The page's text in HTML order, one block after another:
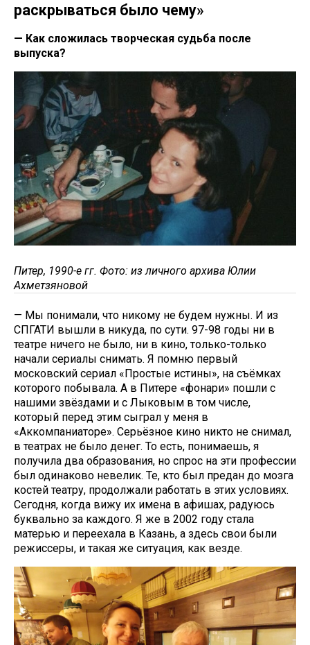
раскрываться было чему»
— Как сложилась творческая судьба после
выпуска?
Питер, 1990-е гг. Фото: из личного архива Юлии
Ахметзяновой
— Мы понимали, что никому не будем нужны. И из
СПГАТИ вышли в никуда, по сути. 97-98 годы ни в
театре ничего не было, ни в кино, только-только
начали сериалы снимать. Я помню первый
московский сериал «Простые истины», на съёмках
которого побывала. А в Питере «фонари» пошли с
нашими звёздами и с Лыковым в том числе,
который перед этим сыграл у меня в
«Аккомпаниаторе». Серьёзное кино никто не снимал,
в театрах не было денег. То есть, понимаешь, я
получила два образования, но спрос на эти профессии
был одинаково невелик. Те, кто был предан до мозга
костей театру, продолжали работать в этих условиях.
Сегодня, когда вижу их имена в афишах, радуюсь
буквально за каждого. Я же в 2002 году стала
матерью и переехала в Казань, а здесь свои были
режиссеры, и такая же ситуация, как везде.